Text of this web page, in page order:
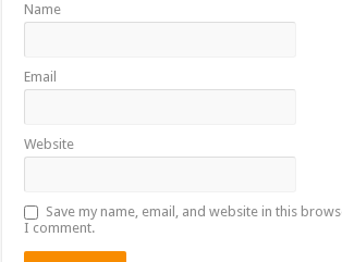
Name
Email
Website
Save my name, email, and website in this
I comment.